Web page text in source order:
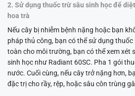
2. Sử dụng thuốc trừ sâu sinh học để
hoa trà
Nếu cây bị nhiễm bệnh nặng hoặc bạn
pháp thủ công, bạn có thể sử dụng
toàn cho môi trường, bạn có thể xem xét
sinh học như Radiant 60SC. Pha 1 gói
nước. Cuối cùng, nếu cây trở nặng hơn,
đặc trị cho rầy, rệp, hoặc sâu côn trùng